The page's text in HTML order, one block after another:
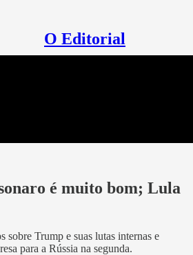
O Editorial
é muito bom; Lula
sobre Trump e suas lutas internas e
para a Rússia na segunda.